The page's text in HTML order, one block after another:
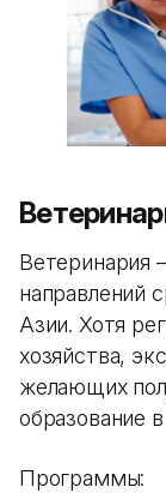
Ветеринария
направлений
Азии. Хотя
хозяйства,
желающих
образование
Программы: